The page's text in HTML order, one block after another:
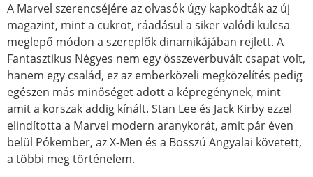
A Marvel szerencséjére az olvasók úgy kapkodták az új
magazint, mint a cukrot, ráadásul a siker valódi kulcsa
meglepő módon a szereplők dinamikájában rejlett. A
Fantasztikus Négyes nem egy összeverbuvált csapat volt,
hanem egy család, ez az emberközeli megközelítés pedig
egészen más minőséget adott a képregénynek, mint
amit a korszak addig kínált. Stan Lee és Jack Kirby ezzel
elindította a Marvel modern aranykorát, amit pár éven
belül Pókember, az X-Men és a Bosszú Angyalai követett,
a többi meg történelem.